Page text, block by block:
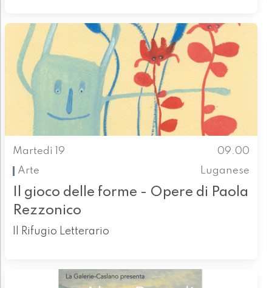
Martedì 19
09.00
Arte
Luganese
Il gioco delle forme - Opere di Paola
Rezzonico
Il Rifugio Letterario